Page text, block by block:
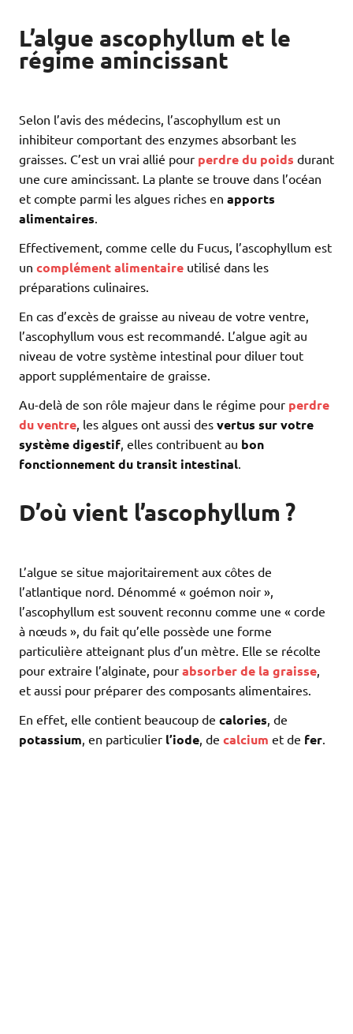
L’algue ascophyllum et le
régime amincissant
Selon l’avis des médecins, l’ascophyllum est un
inhibiteur comportant des enzymes absorbant les
graisses. C’est un vrai allié pour perdre du poids durant
une cure amincissant. La plante se trouve dans l’océan
et compte parmi les algues riches en apports
alimentaires.
Effectivement, comme celle du Fucus, l’ascophyllum est
un complément alimentaire utilisé dans les
préparations culinaires.
En cas d’excès de graisse au niveau de votre ventre,
l’ascophyllum vous est recommandé. L’algue agit au
niveau de votre système intestinal pour diluer tout
apport supplémentaire de graisse.
Au-delà de son rôle majeur dans le régime pour perdre
du ventre, les algues ont aussi des vertus sur votre
système digestif, elles contribuent au bon
fonctionnement du transit intestinal.
D’où vient l’ascophyllum ?
L’algue se situe majoritairement aux côtes de
l’atlantique nord. Dénommé « goémon noir »,
l’ascophyllum est souvent reconnu comme une « corde
à nœuds », du fait qu’elle possède une forme
particulière atteignant plus d’un mètre. Elle se récolte
pour extraire l’alginate, pour absorber de la graisse
et aussi pour préparer des composants alimentaires.
En effet, elle contient beaucoup de calories , de
potassium , en particulier l’iode , de calcium et de fer